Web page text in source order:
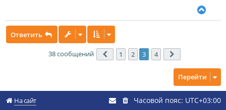
с
к
а
Ответить
38 сообщений Пред.
1 2 3 4
Перейти
На сайт
Часовой пояс: UTC+03:00